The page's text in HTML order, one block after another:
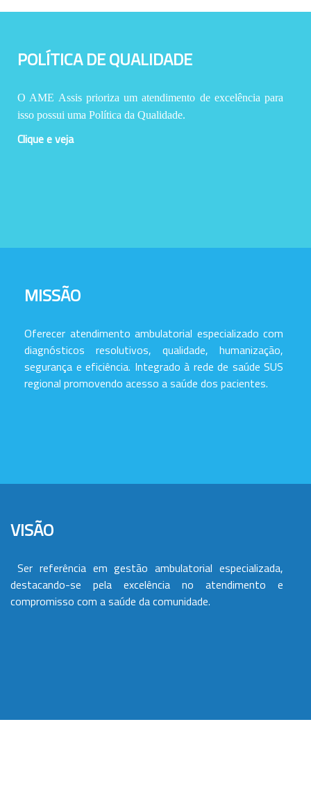
POLÍTICA DE QUALIDADE
O AME Assis prioriza um atendimento de excelência para
isso possui uma Política da Qualidade.
Clique e veja
MISSÃO
Oferecer atendimento ambulatorial especializado com
diagnósticos resolutivos, qualidade, humanização,
segurança e eficiência. Integrado à rede de saúde SUS
regional promovendo acesso a saúde dos pacientes.
VISÃO
Ser referência em gestão ambulatorial especializada,
destacando-se pela excelência no atendimento e
compromisso com a saúde da comunidade.